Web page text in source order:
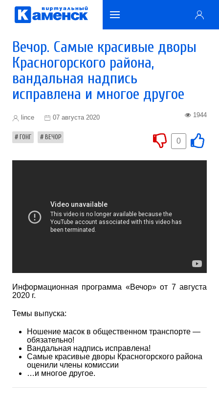
Вечор. Самые красивые дворы
Красногорского района,
вандальная надпись
исправлена и многое другое
lince 07 августа 2020 1944
ГОНГ ВЕЧОР 0
Информационная программа «Вечор» от 7 августа
2020 г.
Темы выпуска:
Ношение масок в общественном транспорте —
обязательно!
Вандальная надпись исправлена!
Самые красивые дворы Красногорского района
оценили члены комиссии
…и многое другое.